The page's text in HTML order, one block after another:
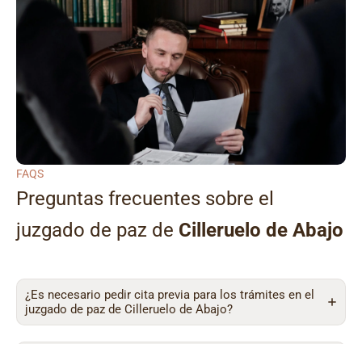
FAQS
Preguntas frecuentes sobre el
juzgado de paz de Cilleruelo de Abajo
¿Es necesario pedir cita previa para los trámites en el
juzgado de paz de Cilleruelo de Abajo?